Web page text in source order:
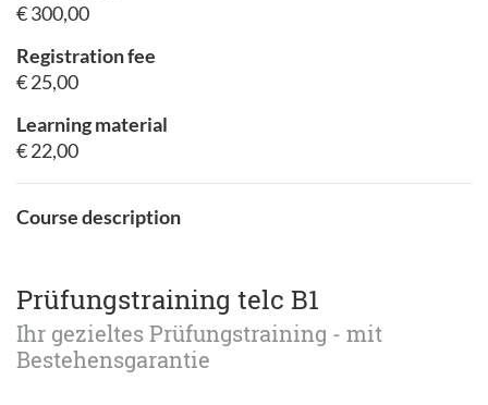
Course description
Prüfungstraining telc B1
Ihr gezieltes Prüfungstraining - mit
Bestehensgarantie
€ 300,00
Registration fee
€ 25,00
Learning material
€ 22,00